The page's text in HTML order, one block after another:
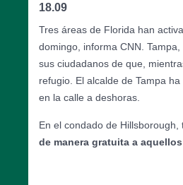
18.09
Tres áreas de Florida han
domingo, informa CNN.
sus ciudadanos de que,
refugio. El alcalde de Tampa
en la calle a deshoras.
En el condado de Hillsborough,
de manera gratuita a